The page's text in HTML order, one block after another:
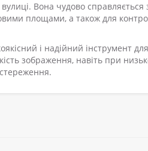
Вона чудово справляється
площами, а також для
і надійний інструмент для
зображення, навіть при